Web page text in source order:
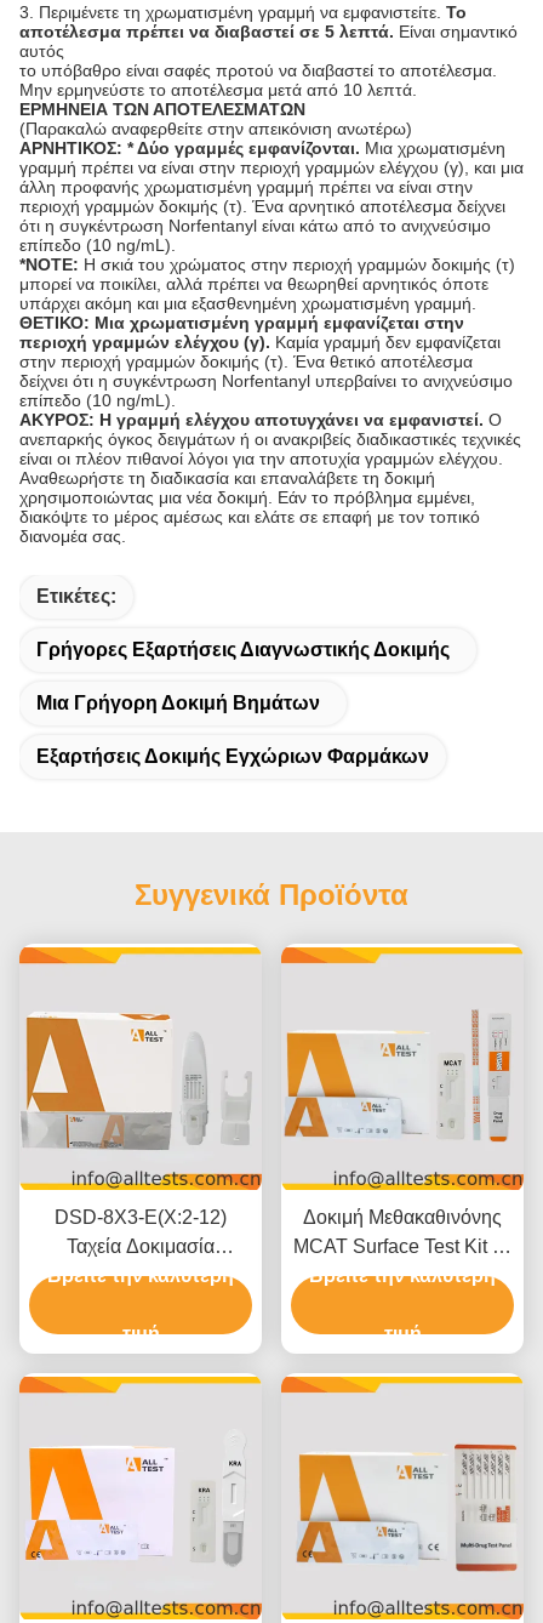
3. Περιμένετε τη χρωματισμένη γραμμή να εμφανιστείτε. Το
αποτέλεσμα πρέπει να διαβαστεί σε 5 λεπτά. Είναι σημαντικό
αυτός
το υπόβαθρο είναι σαφές προτού να διαβαστεί το αποτέλεσμα.
Μην ερμηνεύστε το αποτέλεσμα μετά από 10 λεπτά.
ΕΡΜΗΝΕΙΑ ΤΩΝ ΑΠΟΤΕΛΕΣΜΑΤΩΝ
(Παρακαλώ αναφερθείτε στην απεικόνιση ανωτέρω)
ΑΡΝΗΤΙΚΟΣ: * Δύο γραμμές εμφανίζονται. Μια χρωματισμένη
γραμμή πρέπει να είναι στην περιοχή γραμμών ελέγχου (γ), και μια
άλλη προφανής χρωματισμένη γραμμή πρέπει να είναι στην
περιοχή γραμμών δοκιμής (τ). Ένα αρνητικό αποτέλεσμα δείχνει
ότι η συγκέντρωση Norfentanyl είναι κάτω από το ανιχνεύσιμο
επίπεδο (10 ng/mL).
*NOTE: Η σκιά του χρώματος στην περιοχή γραμμών δοκιμής (τ)
μπορεί να ποικίλει, αλλά πρέπει να θεωρηθεί αρνητικός όποτε
υπάρχει ακόμη και μια εξασθενημένη χρωματισμένη γραμμή.
ΘΕΤΙΚΟ: Μια χρωματισμένη γραμμή εμφανίζεται στην
περιοχή γραμμών ελέγχου (γ). Καμία γραμμή δεν εμφανίζεται
στην περιοχή γραμμών δοκιμής (τ). Ένα θετικό αποτέλεσμα
δείχνει ότι η συγκέντρωση Norfentanyl υπερβαίνει το ανιχνεύσιμο
επίπεδο (10 ng/mL).
ΑΚΥΡΟΣ: Η γραμμή ελέγχου αποτυγχάνει να εμφανιστεί. Ο
ανεπαρκής όγκος δειγμάτων ή οι ανακριβείς διαδικαστικές τεχνικές
είναι οι πλέον πιθανοί λόγοι για την αποτυχία γραμμών ελέγχου.
Αναθεωρήστε τη διαδικασία και επαναλάβετε τη δοκιμή
χρησιμοποιώντας μια νέα δοκιμή. Εάν το πρόβλημα εμμένει,
διακόψτε το μέρος αμέσως και ελάτε σε επαφή με τον τοπικό
διανομέα σας.
Ετικέτες:
Γρήγορες Εξαρτήσεις Διαγνωστικής Δοκιμής
Μια Γρήγορη Δοκιμή Βημάτων
Εξαρτήσεις Δοκιμής Εγχώριων Φαρμάκων
Συγγενικά Προϊόντα
DSD-8X3-E(X:2-12)
Ταχεία Δοκιμασία
Πολλαπλών Φαρμάκων
Επαγγελματική Χρήση
Βρείτε την καλύτερη
τιμή
Δοκιμή Μεθακαθινόνης
MCAT Surface Test Kit με
Αποτελέσματα 5 Λεπτών,
ng/mL και Εύκολη Οπτική
Βρείτε την καλύτερη
τιμή